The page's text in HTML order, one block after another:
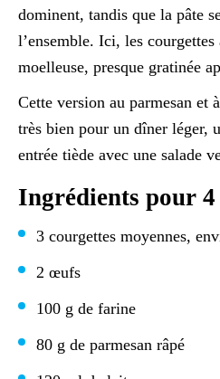
dominent, tandis que la pâte
l’ensemble. Ici, les
moelleuse, presque gratinée
Cette version au parmesan et
très bien pour un dîner léger,
entrée tiède avec une salade
Ingrédients pour 4
3 courgettes moyennes,
2 œufs
100 g de farine
80 g de parmesan râpé